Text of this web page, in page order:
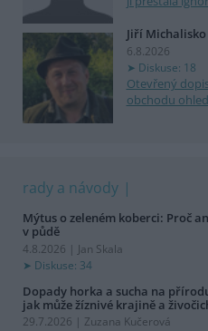
Jiří Michalisko
6.8.2026
Diskuse: 18
Otevřený
obchodu
rady a návody
Mýtus o zeleném koberci: Proč
v půdě
4.8.2026 | Jan Skala
Diskuse: 34
Dopady horka a sucha na
jak může žíznivé krajině a
29.7.2026 | Zuzana Kučerová